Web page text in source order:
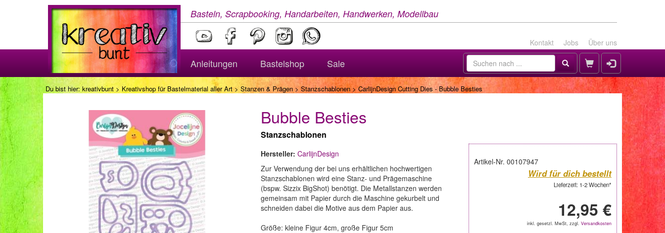
Basteln, Scrapbooking, Handarbeiten, Handwerken, Modellbau
Kontakt Jobs Über uns
Anleitungen Bastelshop Sale
Du bist hier: kreativbunt > Kreativshop für Bastelmaterial aller Art> Stanzen & Prägen >Stanzschablonen > CarlijnDesign Cutting Dies - Bubble Besties
Bubble Besties
Stanzschablonen
Artikel-Nr. 00107947
Wird für dich bestellt
Lieferzeit: 1-2 Wochen*
12,95 €
inkl. gesetzl. MwSt, zzgl. Versandkosten
Hersteller: CarlijnDesign
Zur Verwendung der bei uns erhältlichen hochwertigen
Stanzschablonen wird eine Stanz- und Prägemaschine
(bspw. Sizzix BigShot) benötigt. Die Metallstanzen werden
gemeinsam mit Papier durch die Maschine gekurbelt und
schneiden dabei die Motive aus dem Papier aus.
Größe: kleine Figur 4cm, große Figur 5cm